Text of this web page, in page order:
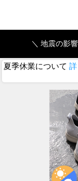
＼ 地震の影
夏季休業について